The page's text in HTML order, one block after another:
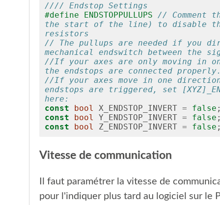
//// Endstop Settings
#define ENDSTOPPULLUPS //
the start of the line) to disable
resistors
// The pullups are needed if you
mechanical endswitch between the
//If your axes are only moving in
the endstops are connected
//If your axes move in one direction
endstops are triggered, set
here:
const
bool X_ENDSTOP_INVERT = false
const
bool Y_ENDSTOP_INVERT = false
const
bool Z_ENDSTOP_INVERT = false
Vitesse de communication
Il faut paramétrer la vitesse de
pour l'indiquer plus tard au logiciel sur le